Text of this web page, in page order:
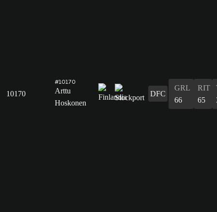
10170
#10170
Arttu
Hoskonen
DFC
GRL
66
RIT
65